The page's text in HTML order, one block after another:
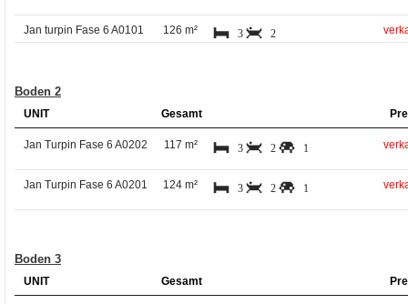
Jan turpin Fase 6 A0101 126 m² 3 2
Boden 2
UNIT Gesamt
Jan Turpin Fase 6 A0202 117 m² 3 2 1
Jan Turpin Fase 6 A0201 124 m² 3 2 1
Boden 3
UNIT Gesamt